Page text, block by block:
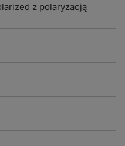
z polaryzacją